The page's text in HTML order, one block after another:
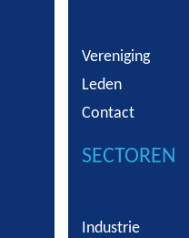
Vereniging
Leden
Contact
SECTOREN
Industrie